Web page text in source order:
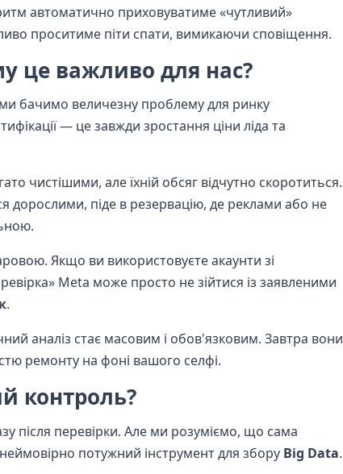
автоматично приховуватиме «чутливий»
проситиме піти спати, вимикаючи сповіщення.
це важливо для нас?
бачимо величезну проблему для ринку
— це завжди зростання ціни ліда та
чистішими, але їхній обсяг відчутно скоротиться.
дорослими, піде в резервацію, де реклами або не
Якщо ви використовуєте акаунти зі
Meta може просто не зійтися із заявленими
.
аналіз стає масовим і обов'язковим. Завтра вони
ремонту на фоні вашого селфі.
контроль?
після перевірки. Але ми розуміємо, що сама
потужний інструмент для збору Big Data.